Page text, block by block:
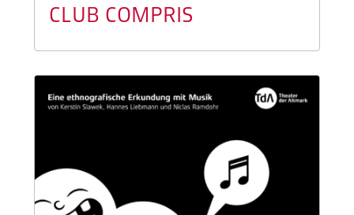
CLUB COMPRIS